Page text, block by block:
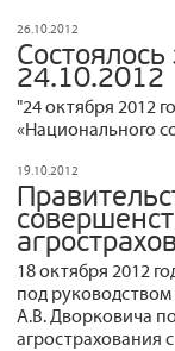
26.10.2012
24.10.2012
"24 октября 2012
«Национального
19.10.2012
18 октября 2012
под руководством
А.В. Дворковича
агрострахования